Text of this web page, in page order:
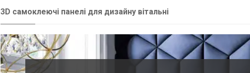
3D самоклеючі панелі для дизайну вітальні